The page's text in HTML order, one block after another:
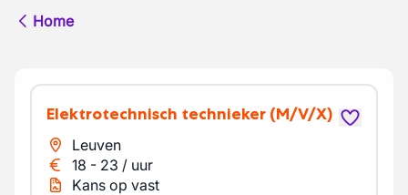
Home
Elektrotechnisch technieker (M/V/X)
Leuven
18 - 23 / uur
Kans op vast